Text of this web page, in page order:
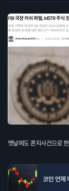
엣날에도 폰지사건으로
코인 언제